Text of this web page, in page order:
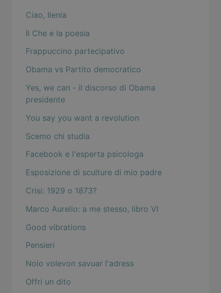
Ciao, Ilenia
Il Che e la poesia
Frappuccino partecipativo
Obama vs Partito democratico
Yes, we can - il discorso di Obama
presidente
You say you want a revolution
Scemo chi studia
Facebook e l'esperta psicologa
Esposizione di sculture di mio padre
Crisi: 1929 o 1873?
Marco Aurelio: a me stesso, libro VI
Good vibrations
Pensieri
Noio volevon savuar l'adress
Offri un dito